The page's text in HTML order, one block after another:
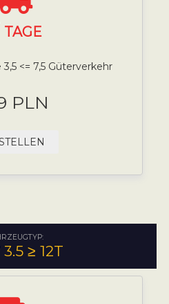
TAGE
<= 7,5 Güterverkehr
PLN
≥ 12T